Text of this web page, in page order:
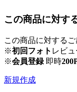
この商品に対す
この商品に対する
※初回フォト レビュ
※会員登録即時
新規作成